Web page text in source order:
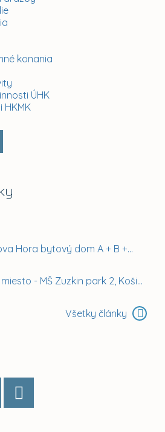
konania
ÚHK
HKMK
Hora bytový dom A + B +...
Voľné pracovné miesto - MŠ Zuzkin park 2, Košice -...
Všetky články